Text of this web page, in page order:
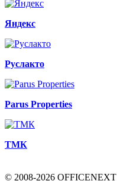
Яндекс
Руслакто
Parus Properties
ТМК
© 2008-2026 OFFICENEXT